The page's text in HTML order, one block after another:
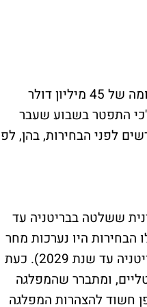
הממשלה של הרפובליקה הצ'כית עומדת בפני הצבעת אי אמון כתוצאה מתרומה של 45 מיליון דולר
התפטר בשבוע שעבר
לפני הבחירות, בהן,
ששלטה בבריטניה עד
הבחירות היו נערכות מחר
מפלגת הימין הייתה ככל הנראה זוכה בשלטון (אם כי לא צפויות בחירות בבריטניה עד שנת 2029). כעת
ומתברר שהמפלגה
חשוד להצהרות המפלגה